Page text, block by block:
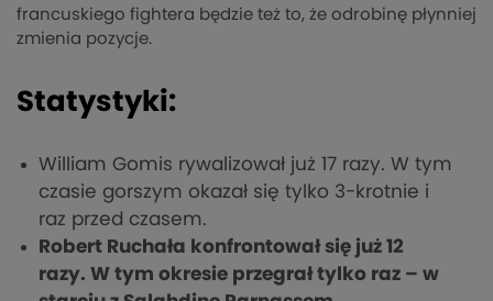
francuskiego fightera będzie też to, że odrobinę płynniej
zmienia pozycje.
Statystyki:
William Gomis rywalizował już 17 razy. W tym
czasie gorszym okazał się tylko 3-krotnie i
raz przed czasem.
Robert Ruchała konfrontował się już 12
razy. W tym okresie przegrał tylko raz – w